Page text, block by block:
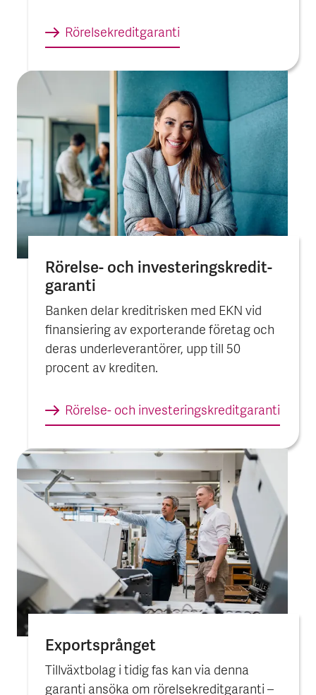
Rörelse­kredit­garanti
Rörelse- och investerings­kredit­
garanti
Banken delar kreditrisken med EKN vid
finansiering av exporterande företag och
deras underleverantörer, upp till 50
procent av krediten.
Rörelse- och investerings­kredit­garanti
Export­språnget
Tillväxtbolag i tidig fas kan via denna
garanti ansöka om rörelsekreditgaranti –